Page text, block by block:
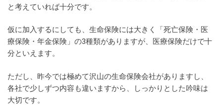
と考えていれば十分です。
仮に加入するにしても、生命保険には大きく「死亡保険・医
療保険・年金保険」の3種類がありますが、医療保険だけで十
分といえます。
ただし、昨今では極めて沢山の生命保険会社がありますし、
各社で少しずつ内容も違いますから、しっかりとした吟味は
大切です。